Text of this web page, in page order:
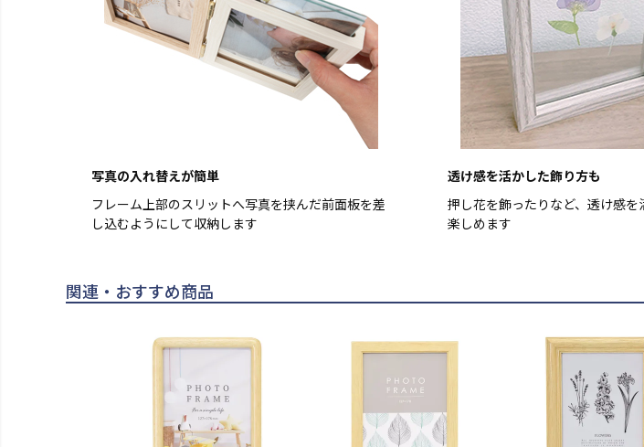
写真の入れ替えが簡単
フレーム上部のスリットへ写真を挟んだ前面板を差
し込むようにして収納します
透け感を活かした飾り方も
押し花を飾ったりなど、透け感を
楽しめます
関連・おすすめ商品